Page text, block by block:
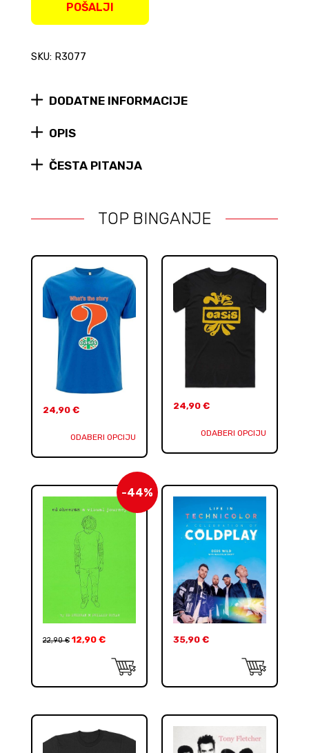
waitlist
product
POŠALJI
SKU: R3077
DODATNE INFORMACIJE
OPIS
ČESTA PITANJA
TOP BINGANJE
24,90 €
ODABERI OPCIJU
24,90 €
ODABERI OPCIJU
-44%
22,90€ 12,90 € 35,90 €